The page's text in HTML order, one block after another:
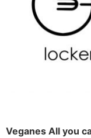
Veganes All you